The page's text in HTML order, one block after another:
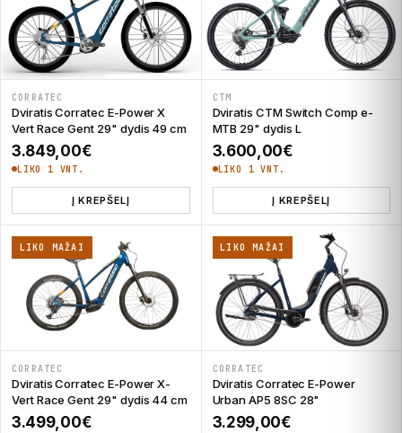
CORRATEC
Dviratis Corratec E-Power X
Vert Race Gent 29" dydis 49 cm
3.849,00€
LIKO 1 VNT.
Į KREPŠELĮ
CTM
Dviratis CTM Switch Comp e-
MTB 29" dydis L
3.600,00€
LIKO 1 VNT.
Į KREPŠELĮ
LIKO MAŽAI
CORRATEC
Dviratis Corratec E-Power X-
Vert Race Gent 29" dydis 44 cm
3.499,00€
LIKO MAŽAI
CORRATEC
Dviratis Corratec E-Power
Urban AP5 8SC 28"
3.299,00€